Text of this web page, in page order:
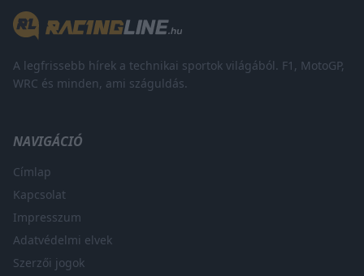
A legfrissebb hírek a technikai sportok világából. F1, MotoGP,
WRC és minden, ami száguldás.
NAVIGÁCIÓ
Címlap
Kapcsolat
Impresszum
Adatvédelmi elvek
Szerzői jogok